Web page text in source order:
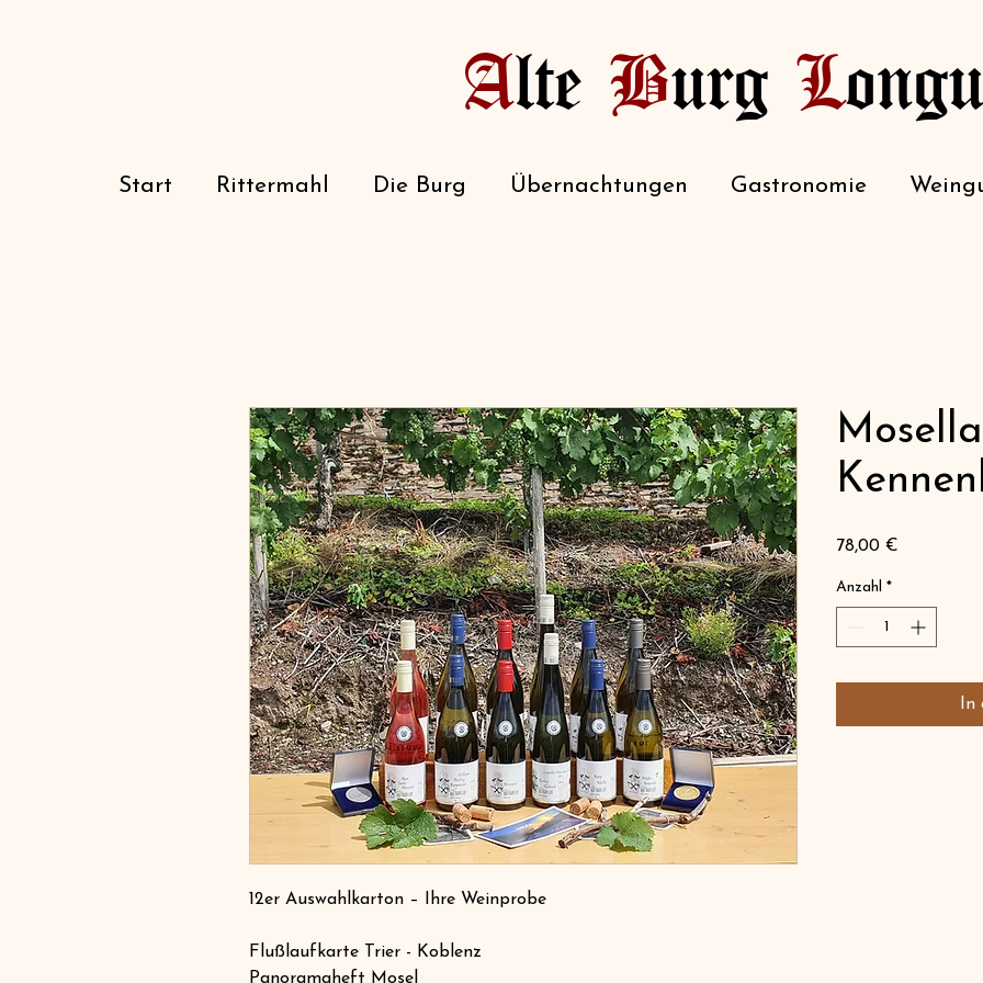
Alte Burg L
Start Rittermahl Die Burg Übernachtungen Gastronomie
12er Auswahlkarton – Ihre Weinprobe
Flußlaufkarte Trier - Koblenz
Panoramaheft Mosel
78,00 €
Anzahl *